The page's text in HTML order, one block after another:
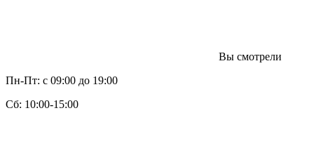
Вы смотрели
Пн-Пт: с 09:00 до 19:00
Cб: 10:00-15:00